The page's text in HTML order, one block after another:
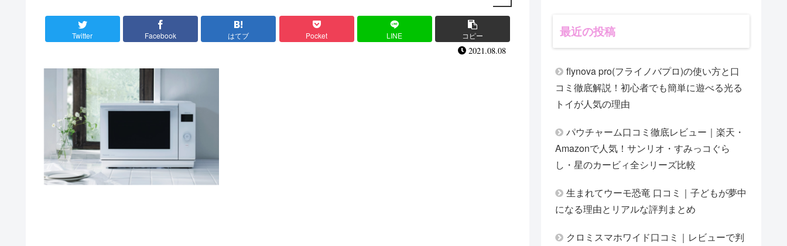
Twitter Facebook はてブ Pocket LINE コピー
2021.08.08
最近の投稿
flynova pro(フライノバプロ)の使い方と口
コミ徹底解説！初心者でも簡単に遊べる光る
トイが人気の理由
パウチャーム口コミ徹底レビュー｜楽天・
Amazonで人気！サンリオ・すみっコぐら
し・星のカービィ全シリーズ比較
生まれてウーモ恐竜 口コミ｜子どもが夢中
になる理由とリアルな評判まとめ
クロミスマホワイド口コミ｜レビューで判